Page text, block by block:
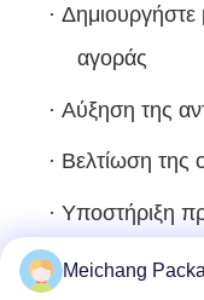
· Δημιουργήστε
αγοράς
· Αύξηση της
· Βελτίωση της
· Υποστήριξη
· Εισαγωγή
Meichang